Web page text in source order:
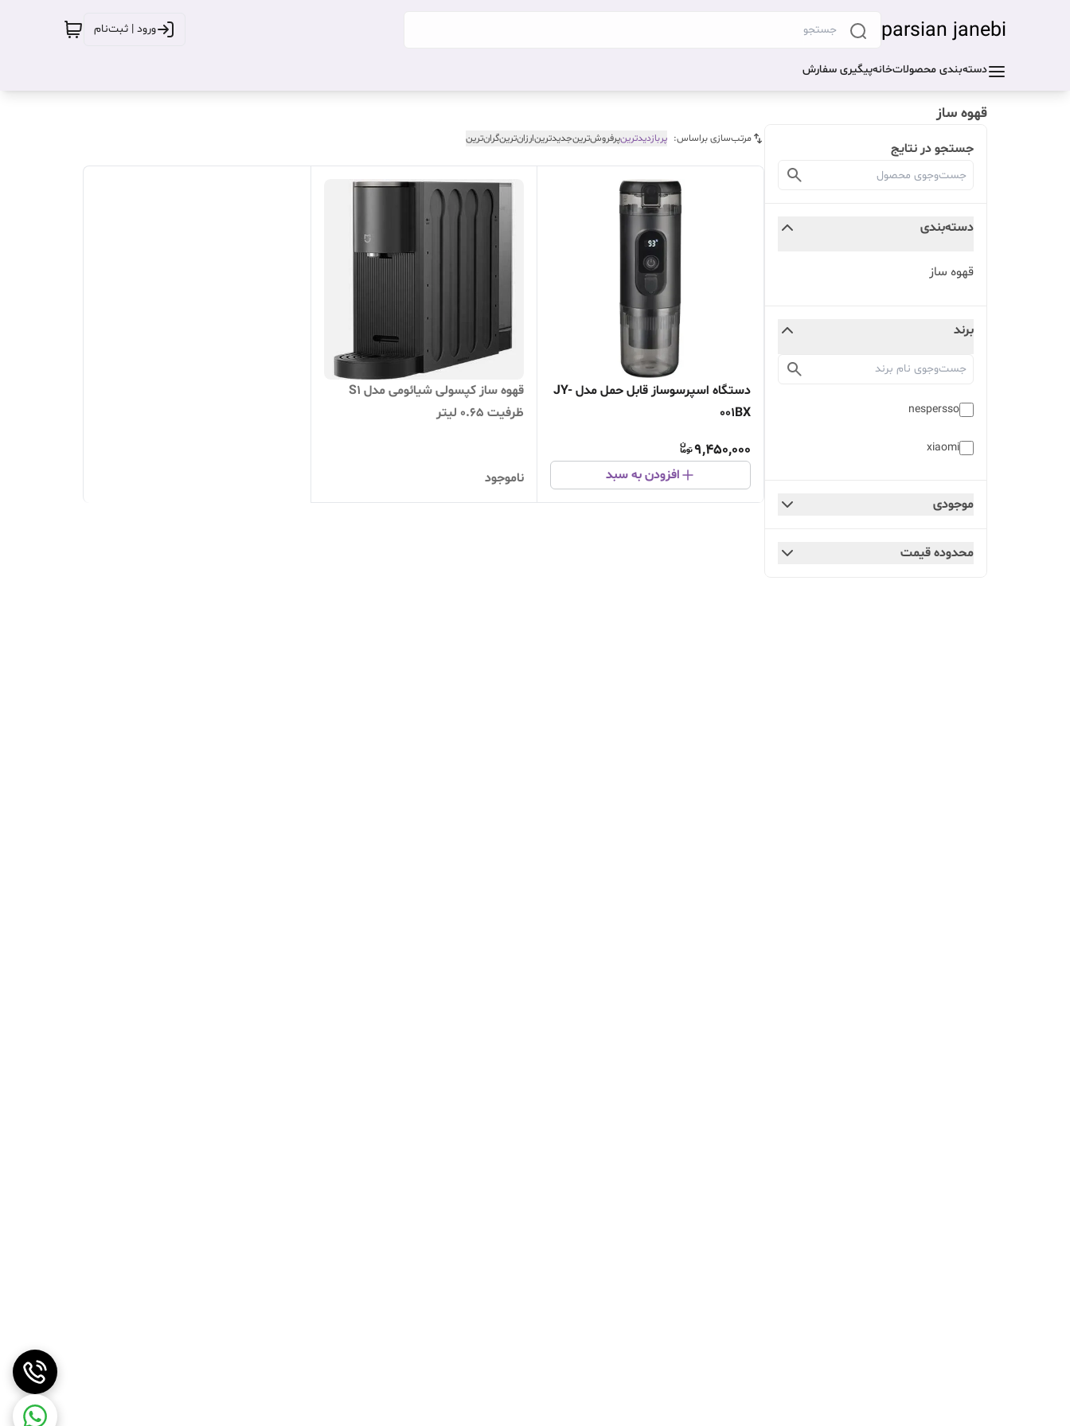
parsian janebi ورود | ثبت‌نام
دسته‌بندی محصولاتخانهپیگیری سفارش
قهوه ساز
جستجو در نتایج
دسته‌بندی
قهوه ساز
برند
nespersso
xiaomi
موجودی
محدوده قیمت
مرتب‌سازی براساس: پربازدیدترینپرفروش‌ترینجدیدترینارزان‌ترینگران‌ترین
دستگاه اسپرسوساز قابل حمل مدل JY-
001BX
9,450,000
افزودن به سبد
قهوه ساز کپسولی شیائومی مدل S1
ظرفیت ۰.۶۵ لیتر
ناموجود